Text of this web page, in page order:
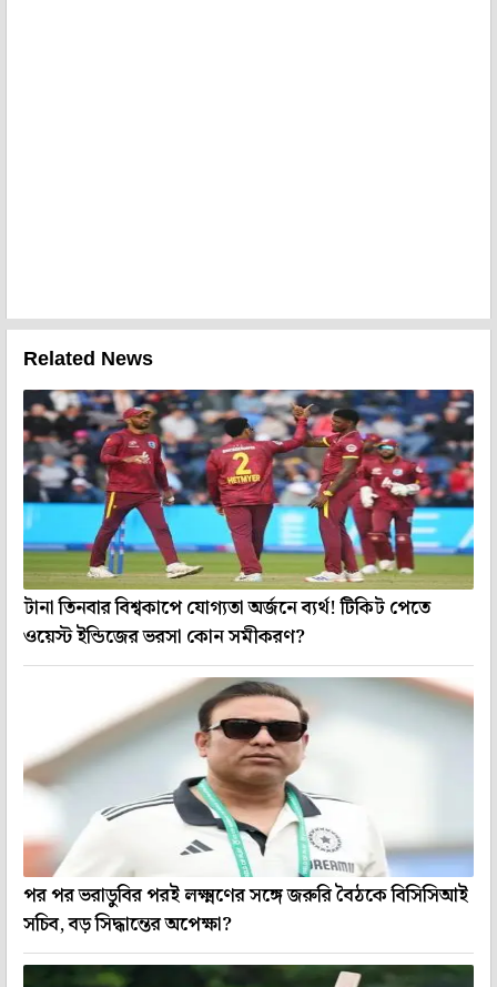
Related News
টানা তিনবার বিশ্বকাপে যোগ্যতা অর্জনে ব্যর্থ! টিকিট পেতে
ওয়েস্ট ইন্ডিজের ভরসা কোন সমীকরণ?
পর পর ভরাডুবির পরই লক্ষ্মণের সঙ্গে জরুরি বৈঠকে বিসিসিআই
সচিব, বড় সিদ্ধান্তের অপেক্ষা?